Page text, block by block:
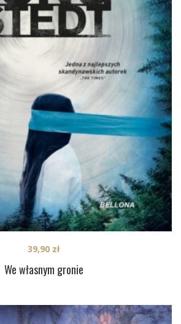
We własnym gronie
39,90 zł